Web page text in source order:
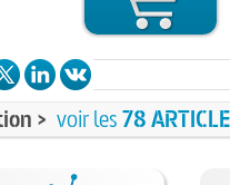
> voir les78